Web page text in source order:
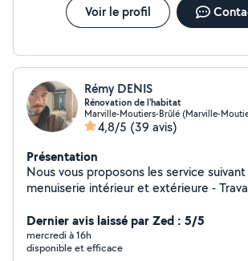
Voir le profil
Rémy DENIS
Rénovation de l'habitat
Marville-Moutiers-Brûlé (Marville-
4,8/5 (39 avis)
Présentation
Nous vous proposons les service suivant : - Pose
menuiserie intérieur et extérieure -
Aménagement des combles raillage
électricité plomberie et finition peinture -
revêtement de sol carrelage, parquet
Dernier avis laissé par Zed : 5/5
mercredi à 16h
disponible et efficace